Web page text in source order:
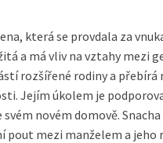
která se provdala za
a má vliv na vztahy mezi
rozšířené rodiny a
Jejím úkolem je
novém domově.
pout mezi manželem a jeho